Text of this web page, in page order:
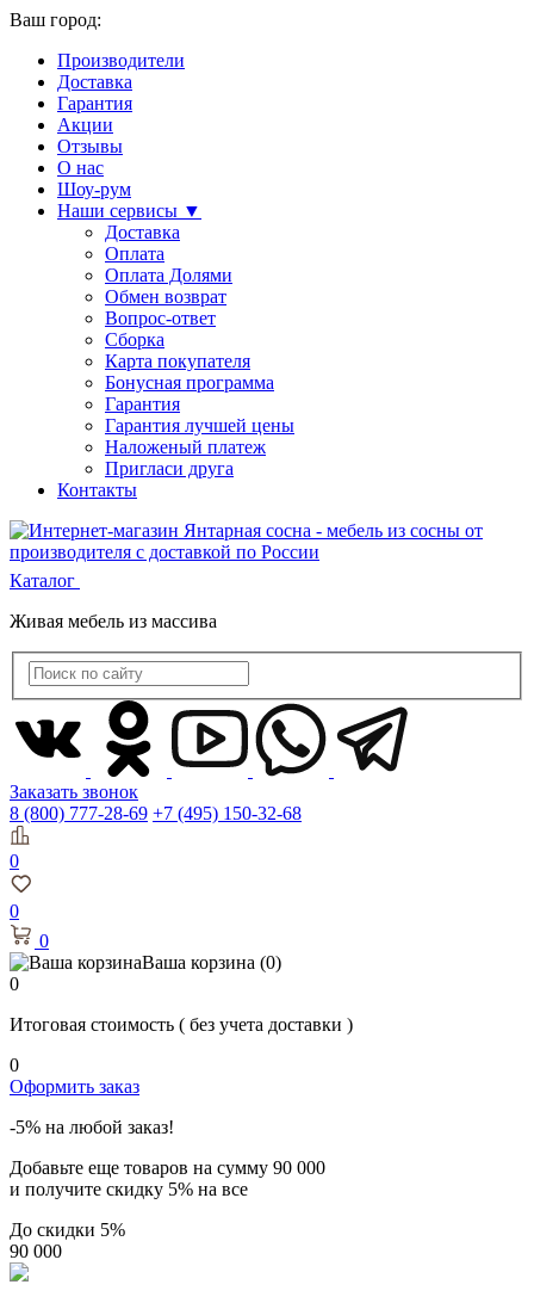
Ваш город:
Производители
Доставка
Гарантия
Акции
Отзывы
О нас
Шоу-рум
Наши сервисы ▼
Доставка
Оплата
Оплата Долями
Обмен возврат
Вопрос-ответ
Сборка
Карта покупателя
Бонусная программа
Гарантия
Гарантия лучшей цены
Наложеный платеж
Пригласи друга
Контакты
Каталог
Живая мебель из массива
Заказать звонок
8 (800) 777-28-69 +7 (495) 150-32-68
0
0
0
Ваша корзина (0)
0
Итоговая стоимость ( без учета доставки )
0
Оформить заказ
-5% на любой заказ!
Добавьте еще товаров на сумму 90 000
и получите скидку 5% на все
До скидки 5%
90 000